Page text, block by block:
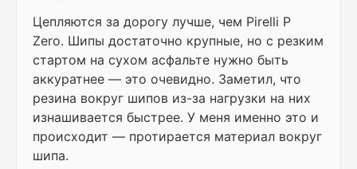
Цепляются за дорогу лучше, чем Pirelli P
Zero. Шипы достаточно крупные, но с резким
стартом на сухом асфальте нужно быть
аккуратнее — это очевидно. Заметил, что
резина вокруг шипов из-за нагрузки на них
изнашивается быстрее. У меня именно это и
происходит — протирается материал вокруг
шипа.